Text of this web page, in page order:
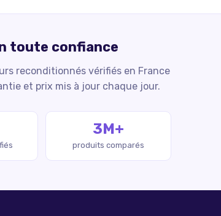
toute confiance
reconditionnés vérifiés en France
et prix mis à jour chaque jour.
3M+
produits comparés